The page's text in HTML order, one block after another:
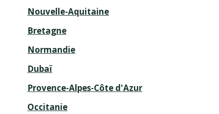
Prendre RdV
Nouvelle-Aquitaine
Bretagne
Normandie
Dubaï
Provence-Alpes-Côte d'Azur
Occitanie